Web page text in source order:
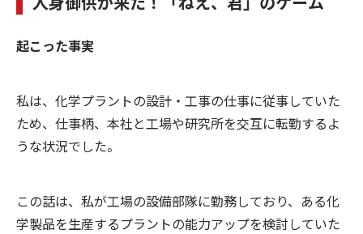
起こった事実
私は、化学プラントの設計・工事の仕事に従事していた
ため、仕事柄、本社と工場や研究所を交互に転勤するよ
うな状況でした。
この話は、私が工場の設備部隊に勤務しており、ある化
学製品を生産するプラントの能力アップを検討していた